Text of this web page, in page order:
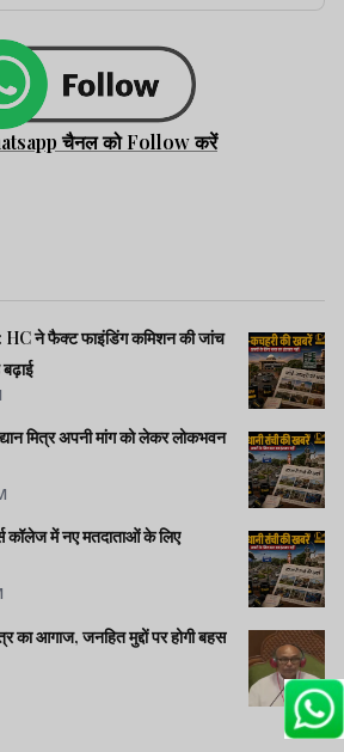
चैनल को Follow करें
HC ने फैक्ट फाइंडिंग कमिशन की जांच
बढ़ाई
मित्र अपनी मांग को लेकर लोकभवन
में नए मतदाताओं के लिए
का आगाज, जनहित मुद्दों पर होगी बहस